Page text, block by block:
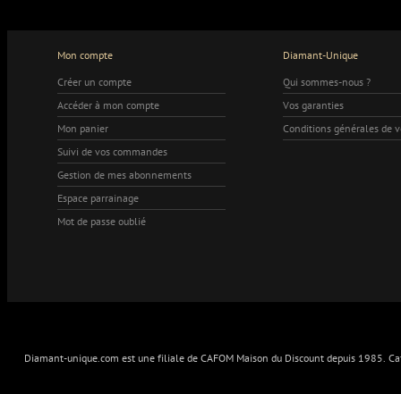
Mon compte
Créer un compte
Accéder à mon compte
Mon panier
Suivi de vos commandes
Gestion de mes abonnements
Espace parrainage
Mot de passe oublié
Diamant-Unique
Qui sommes-nous ?
Vos garanties
Conditions générales de
Diamant-unique.com est une filiale de CAFOM Maison du Discount depuis 1985.